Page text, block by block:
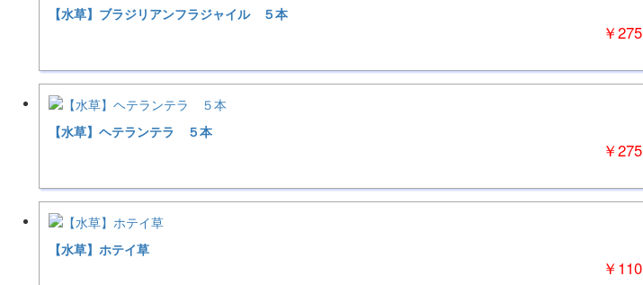
【水草】ブラジリアンフラジャイル ５本
￥275
【水草】ヘテランテラ ５本
￥275
【水草】ホテイ草
￥110